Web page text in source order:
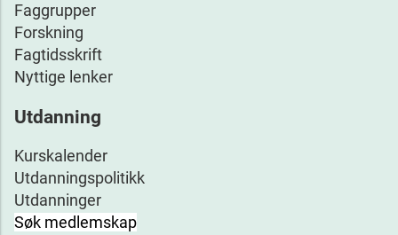
Faggrupper
Forskning
Fagtidsskrift
Nyttige lenker
Utdanning
Kurskalender
Utdanningspolitikk
Utdanninger
Søk medlemskap